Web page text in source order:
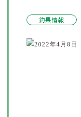
釣果情報